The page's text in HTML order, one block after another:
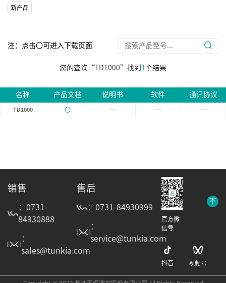
新产品
注：点击〇可进入下载页面
您的查询“TD1000”找到 1 个结果
名称 产品文档 说明书 软件 通讯协议
TD1000 〇
销售
：0731-
84930888
：
sales@tunkia.com
售后
：0731-84930999
：
service@tunkia.com
官方微
信号
抖音 视频号